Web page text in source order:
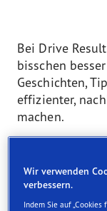
Bei Drive
bisschen
Geschichten,
effizienter,
machen.
Reifenleistung
Wir verwenden
verbessern.
Indem Sie auf